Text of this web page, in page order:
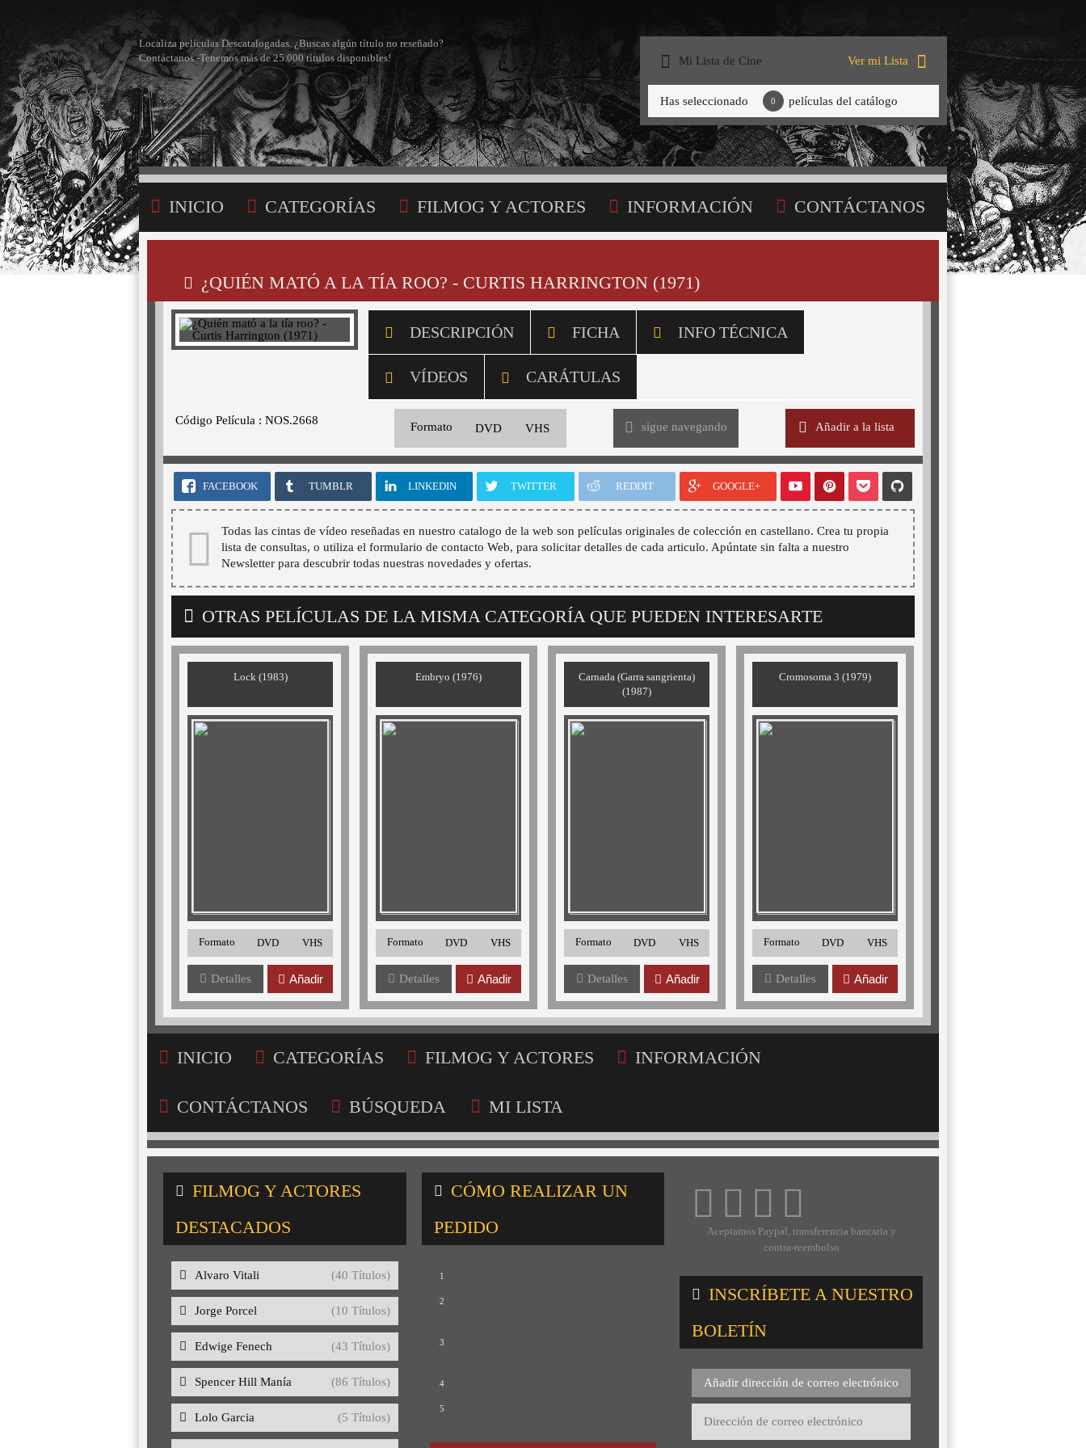
Localiza películas Descatalogadas. ¿Buscas algún título no reseñado?
Contáctanos -Tenemos más de 25.000 títulos disponibles!
Mi Lista de Cine Ver mi Lista
Has seleccionado 0 películas del catálogo
INICIO CATEGORÍAS FILMOG Y ACTORES INFORMACIÓN CONTÁCTANOS
¿QUIÉN MATÓ A LA TÍA ROO? - CURTIS HARRINGTON (1971)
DESCRIPCIÓN FICHA INFO TÉCNICA
VÍDEOS CARÁTULAS
Código Película : NOS.2668
Formato DVD VHS sigue navegando Añadir a la lista
FACEBOOK TUMBLR LINKEDIN TWITTER REDDIT GOOGLE+
Todas las cintas de vídeo reseñadas en nuestro catalogo de la web son películas originales de colección en castellano. Crea tu propia
lista de consultas, o utiliza el formulario de contacto Web, para solicitar detalles de cada articulo. Apúntate sin falta a nuestro
Newsletter para descubrir todas nuestras novedades y ofertas.
OTRAS PELÍCULAS DE LA MISMA CATEGORÍA QUE PUEDEN INTERESARTE
Lock (1983)
Formato DVD VHS
Detalles Añadir
Embryo (1976)
Formato DVD VHS
Detalles Añadir
Carnada (Garra sangrienta)
(1987)
Formato DVD VHS
Detalles Añadir
Cromosoma 3 (1979)
Formato DVD VHS
Detalles Añadir
INICIO CATEGORÍAS FILMOG Y ACTORES INFORMACIÓN
CONTÁCTANOS BÚSQUEDA MI LISTA
FILMOG Y ACTORES
DESTACADOS
Alvaro Vitali (40 Títulos)
Jorge Porcel (10 Títulos)
Edwige Fenech (43 Títulos)
Spencer Hill Manía (86 Títulos)
Lolo Garcia (5 Títulos)
CÓMO REALIZAR UN
PEDIDO
1
2
3
4
5
Aceptamos Paypal, transferencia bancaria y
contra-reembolso
INSCRÍBETE A NUESTRO
BOLETÍN
Añadir dirección de correo electrónico